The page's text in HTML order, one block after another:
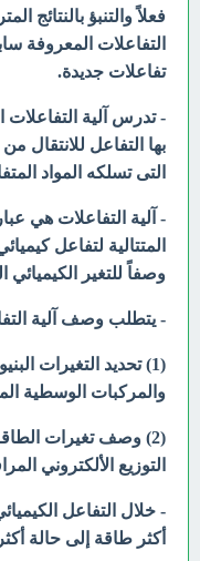
فعلاً والتنبؤ بالنتائج
التفاعلات المعروفة
تفاعلات جديدة.
- تدرس آلية التفاعلات
بها التفاعل للانتقال
التى تسلكه المواد
- آلية التفاعلات هي
المتتالية لتفاعل
وصفاً للتغير الكيميائي
- يتطلب وصف آلية
(1) تحديد التغيرات
والمركبات الوسطية
(2) وصف تغيرات
التوزيع الألكتروني
- خلال التفاعل
أكثر طاقة إلى حالة